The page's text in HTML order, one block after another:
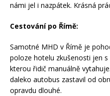
námi jel i nazpátek. Krásná
Cestování po Římě:
Samotné MHD v Římě je
poloze hotelu zkušenosti jen
kterou řidič manuálně
daleko autobus zastavil od
opravdu dlouhé.